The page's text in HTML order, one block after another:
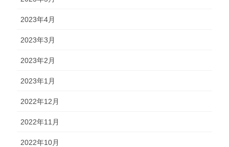
2023年4月
2023年3月
2023年2月
2023年1月
2022年12月
2022年11月
2022年10月